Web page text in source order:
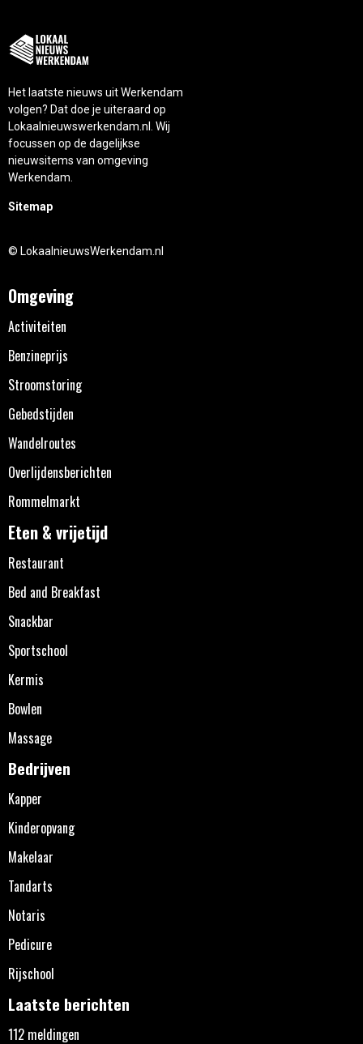
Het laatste nieuws uit Werkendam
volgen? Dat doe je uiteraard op
Lokaalnieuwswerkendam.nl. Wij
focussen op de dagelijkse
nieuwsitems van omgeving
Werkendam.
Sitemap
© LokaalnieuwsWerkendam.nl
Omgeving
Activiteiten
Benzineprijs
Stroomstoring
Gebedstijden
Wandelroutes
Overlijdensberichten
Rommelmarkt
Eten & vrijetijd
Restaurant
Bed and Breakfast
Snackbar
Sportschool
Kermis
Bowlen
Massage
Bedrijven
Kapper
Kinderopvang
Makelaar
Tandarts
Notaris
Pedicure
Rijschool
Laatste berichten
112 meldingen